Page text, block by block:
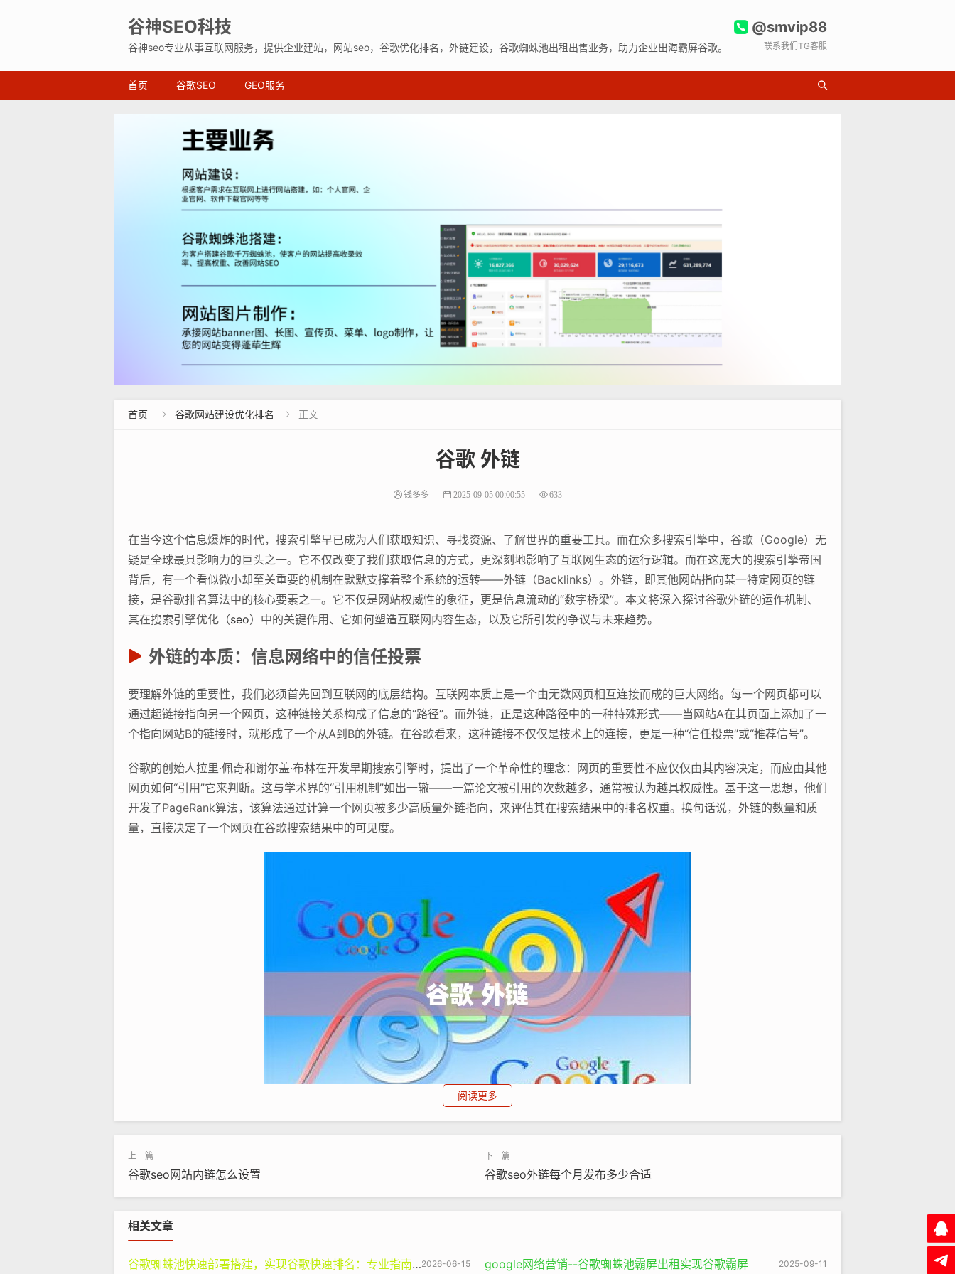
谷神SEO科技
谷神seo专业从事互联网服务，提供企业建站，网站seo，谷歌优化排名，外链建设，谷歌蜘蛛池出租出售业务，助力企业出海霸屏谷歌。
@smvip88
联系我们TG客服
首页 谷歌SEO GEO服务
首页  谷歌网站建设优化排名  正文
谷歌 外链
钱多多 2025-09-05 00:00:55 633
在当今这个信息爆炸的时代，搜索引擎早已成为人们获取知识、寻找资源、了解世界的重要工具。而在众多搜索引擎中，谷歌（Google）无
疑是全球最具影响力的巨头之一。它不仅改变了我们获取信息的方式，更深刻地影响了互联网生态的运行逻辑。而在这庞大的搜索引擎帝国
背后，有一个看似微小却至关重要的机制在默默支撑着整个系统的运转——外链（Backlinks）。外链，即其他网站指向某一特定网页的链
接，是谷歌排名算法中的核心要素之一。它不仅是网站权威性的象征，更是信息流动的“数字桥梁”。本文将深入探讨谷歌外链的运作机制、
其在搜索引擎优化（seo）中的关键作用、它如何塑造互联网内容生态，以及它所引发的争议与未来趋势。
外链的本质：信息网络中的信任投票
要理解外链的重要性，我们必须首先回到互联网的底层结构。互联网本质上是一个由无数网页相互连接而成的巨大网络。每一个网页都可以
通过超链接指向另一个网页，这种链接关系构成了信息的“路径”。而外链，正是这种路径中的一种特殊形式——当网站A在其页面上添加了一
个指向网站B的链接时，就形成了一个从A到B的外链。在谷歌看来，这种链接不仅仅是技术上的连接，更是一种“信任投票”或“推荐信号”。
谷歌的创始人拉里·佩奇和谢尔盖·布林在开发早期搜索引擎时，提出了一个革命性的理念：网页的重要性不应仅仅由其内容决定，而应由其他
网页如何“引用”它来判断。这与学术界的“引用机制”如出一辙——一篇论文被引用的次数越多，通常被认为越具权威性。基于这一思想，他们
开发了PageRank算法，该算法通过计算一个网页被多少高质量外链指向，来评估其在搜索结果中的排名权重。换句话说，外链的数量和质
量，直接决定了一个网页在谷歌搜索结果中的可见度。
seo优化排名
那么谷歌会认为你的内容具有较高的可信度和专业性，从而在相关关键词搜索中给予更高的排名。相反，如果只有几个低质量、内容重复的
阅读更多
谷歌seo网站内链怎么设置 谷歌seo外链每个月发布多少合适
相关文章
2026-06-15
谷歌蜘蛛池快速部署搭建，实现谷歌快速排名：专业指南与谷神SEO的价值 2025-09-11
google网络营销--谷歌蜘蛛池霸屏出租实现谷歌霸屏